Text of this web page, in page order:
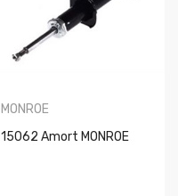
MONROE
15062 Amort MONROE